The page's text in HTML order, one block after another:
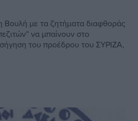
Βουλή με τα ζητήματα διαφθοράς
να μπαίνουν στο
του προέδρου του ΣΥΡΙΖΑ,